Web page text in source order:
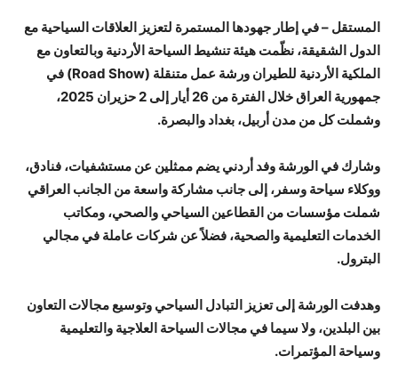
المستقل – في إطار جهودها المستمرة لتعزيز العلاقات السياحية مع
الدول الشقيقة، نظّمت هيئة تنشيط السياحة الأردنية وبالتعاون مع
الملكية الأردنية للطيران ورشة عمل متنقلة (Road Show) في
جمهورية العراق خلال الفترة من 26 أيار إلى 2 حزيران 2025،
وشملت كل من مدن أربيل، بغداد والبصرة.
وشارك في الورشة وفد أردني يضم ممثلين عن مستشفيات، فنادق،
ووكلاء سياحة وسفر، إلى جانب مشاركة واسعة من الجانب العراقي
شملت مؤسسات من القطاعين السياحي والصحي، ومكاتب
الخدمات التعليمية والصحية، فضلاً عن شركات عاملة في مجالي
البترول.
وهدفت الورشة إلى تعزيز التبادل السياحي وتوسيع مجالات التعاون
بين البلدين، ولا سيما في مجالات السياحة العلاجية والتعليمية
وسياحة المؤتمرات.